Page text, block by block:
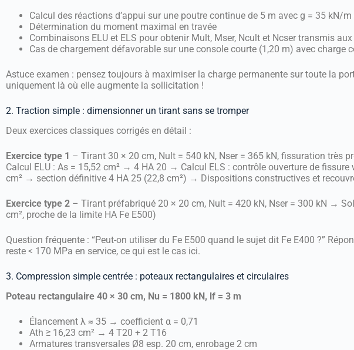
Calcul des réactions d’appui sur une poutre continue de 5 m avec g = 35 kN/
Détermination du moment maximal en travée
Combinaisons ELU et ELS pour obtenir Mult, Mser, Ncult et Ncser transmis
Cas de chargement défavorable sur une console courte (1,20 m) avec charge
Astuce examen : pensez toujours à maximiser la charge permanente sur toute la
uniquement là où elle augmente la sollicitation !
2. Traction simple : dimensionner un tirant sans se tromper
Deux exercices classiques corrigés en détail :
Exercice type 1 – Tirant 30 × 20 cm, Nult = 540 kN, Nser = 365 kN, fissuration très
Calcul ELU : As = 15,52 cm² → 4 HA 20 → Calcul ELS : contrôle ouverture de
cm² → section définitive 4 HA 25 (22,8 cm²) → Dispositions constructives et
Exercice type 2 – Tirant préfabriqué 20 × 20 cm, Nult = 420 kN, Nser = 300 kN →
cm², proche de la limite HA Fe E500)
Question fréquente : “Peut-on utiliser du Fe E500 quand le sujet dit Fe E400 ?”
reste < 170 MPa en service, ce qui est le cas ici.
3. Compression simple centrée : poteaux rectangulaires et circulaires
Poteau rectangulaire 40 × 30 cm, Nu = 1800 kN, lf = 3 m
Élancement λ ≈ 35 → coefficient α = 0,71
Ath ≥ 16,23 cm² → 4 T20 + 2 T16
Armatures transversales Ø8 esp. 20 cm, enrobage 2 cm